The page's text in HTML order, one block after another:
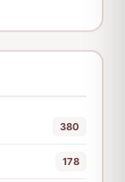
380
178